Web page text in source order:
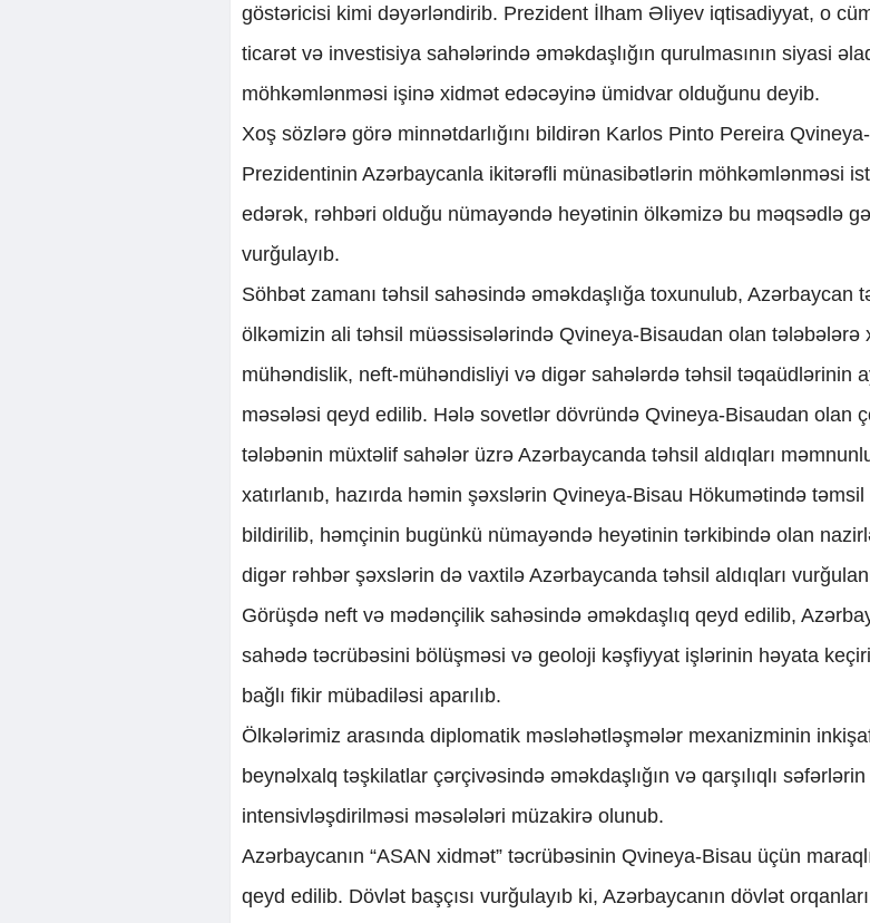
göstəricisi kimi dəyərləndirib. Prezident İlham Əliyev iqtisadiyyat, o
ticarət və investisiya sahələrində əməkdaşlığın qurulmasının siyasi
möhkəmlənməsi işinə xidmət edəcəyinə ümidvar olduğunu deyib.
Xoş sözlərə görə minnətdarlığını bildirən Karlos Pinto Pereira
Prezidentinin Azərbaycanla ikitərəfli münasibətlərin möhkəmlənməsi
edərək, rəhbəri olduğu nümayəndə heyətinin ölkəmizə bu məqsədlə
vurğulayıb.
Söhbət zamanı təhsil sahəsində əməkdaşlığa toxunulub, Azərbaycan
ölkəmizin ali təhsil müəssisələrində Qvineya-Bisaudan olan tələbələrə
mühəndislik, neft-mühəndisliyi və digər sahələrdə təhsil təqaüdlərinin
məsələsi qeyd edilib. Hələ sovetlər dövründə Qvineya-Bisaudan olan
tələbənin müxtəlif sahələr üzrə Azərbaycanda təhsil aldıqları
xatırlanıb, hazırda həmin şəxslərin Qvineya-Bisau Hökumətində təmsil
bildirilib, həmçinin bugünkü nümayəndə heyətinin tərkibində olan
digər rəhbər şəxslərin də vaxtilə Azərbaycanda təhsil aldıqları
Görüşdə neft və mədənçilik sahəsində əməkdaşlıq qeyd edilib,
sahədə təcrübəsini bölüşməsi və geoloji kəşfiyyat işlərinin həyata
bağlı fikir mübadiləsi aparılıb.
Ölkələrimiz arasında diplomatik məsləhətləşmələr mexanizminin
beynəlxalq təşkilatlar çərçivəsində əməkdaşlığın və qarşılıqlı səfərlərin
intensivləşdirilməsi məsələləri müzakirə olunub.
Azərbaycanın “ASAN xidmət” təcrübəsinin Qvineya-Bisau üçün
qeyd edilib. Dövlət başçısı vurğulayıb ki, Azərbaycanın dövlət